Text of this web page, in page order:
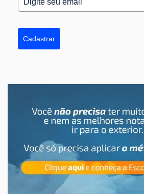
Cadastrar